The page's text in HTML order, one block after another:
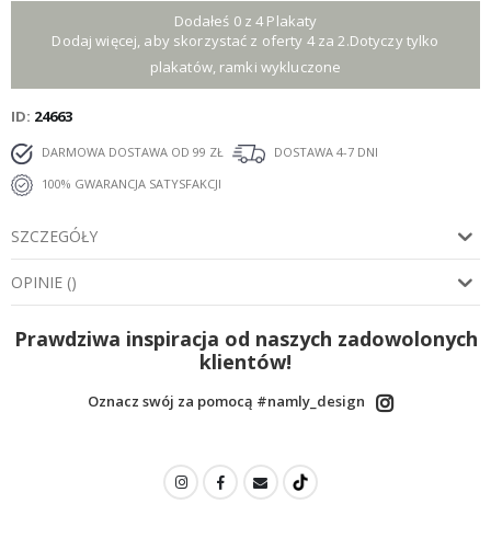
Dodałeś 0 z 4 Plakaty
Dodaj więcej, aby skorzystać z oferty 4 za 2.Dotyczy tylko
plakatów, ramki wykluczone
ID 24663
DARMOWA DOSTAWA OD 99 ZŁ
DOSTAWA 4-7 DNI
100% GWARANCJA SATYSFAKCJI
SZCZEGÓŁY
OPINIE ()
Prawdziwa inspiracja od naszych zadowolonych
klientów!
Oznacz swój za pomocą #namly_design